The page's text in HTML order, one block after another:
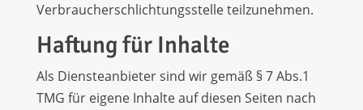
Verbraucherschlichtungsstelle teilzunehmen.
Haftung für Inhalte
Als Diensteanbieter sind wir gemäß § 7 Abs.1
TMG für eigene Inhalte auf diesen Seiten nach